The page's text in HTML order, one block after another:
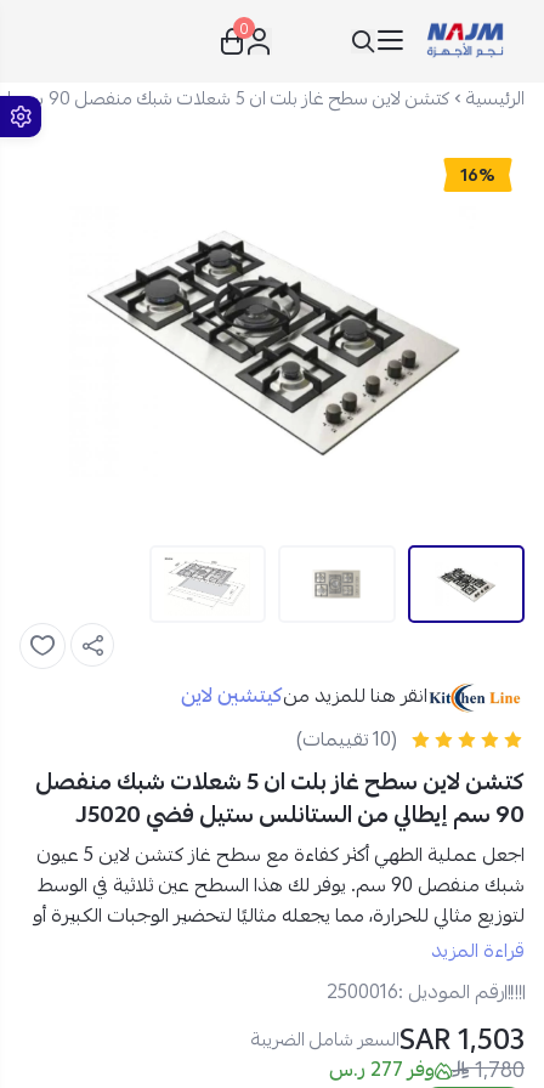
نجم الأجهزة
0
الرئيسية كتشن لاين سطح غاز بلت ان 5 شعلات شبك منفصل 90 سم إيطالي من الستانلس ستيل فضي J5020
16%
انقر هنا للمزيد منكيتشين لاين
(10 تقييمات)
كتشن لاين سطح غاز بلت ان 5 شعلات شبك منفصل
90 سم إيطالي من الستانلس ستيل فضي J5020
اجعل عملية الطهي أكثر كفاءة مع
سطح غاز كتشن لاين 5 عيون
شبك منفصل 90 سم
. يوفر لك هذا السطحعين ثلاثية في الوسط
لتوزيع مثالي للحرارة، مما يجعله مثاليًا لتحضير الوجبات الكبيرة أو
الطهي باستخدام الأواني المتعددة. مصنوع من
المقاوم للصدأ
، يضمن لك أداءً مستدامًا وسهولة في التنظيف.
اطلبه الآن من نجم الأجهزة واستمتع بطهي مريح وآمن!
قراءة المزيد
رقم الموديل :2500016
1,503 SAR السعر شامل الضريبة
1,780 وفر 277 ر.س